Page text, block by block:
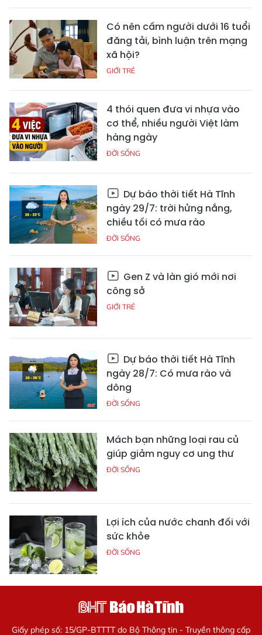
Có nên cấm người dưới 16 tuổi
đăng tải, bình luận trên mạng
xã hội?
GIỚI TRẺ
4 thói quen đưa vi nhựa vào
cơ thể, nhiều người Việt làm
hàng ngày
ĐỜI SỐNG
Dự báo thời tiết Hà Tĩnh
ngày 29/7: trời hửng nắng,
chiều tối có mưa rào
ĐỜI SỐNG
Gen Z và làn gió mới nơi
công sở
GIỚI TRẺ
Dự báo thời tiết Hà Tĩnh
ngày 28/7: Có mưa rào và
dông
ĐỜI SỐNG
Mách bạn những loại rau củ
giúp giảm nguy cơ ung thư
ĐỜI SỐNG
Lợi ích của nước chanh đối với
sức khỏe
ĐỜI SỐNG
Giấy phép số: 15/GP-BTTTT do Bộ Thông tin - Truyền thông cấp